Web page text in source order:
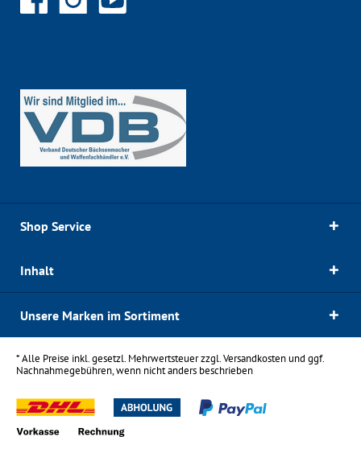
Shop Service
Inhalt
Unsere Marken im Sortiment
* Alle Preise inkl. gesetzl. Mehrwertsteuer zzgl.Versandkostenund ggf.
Nachnahmegebühren, wenn nicht anders beschrieben